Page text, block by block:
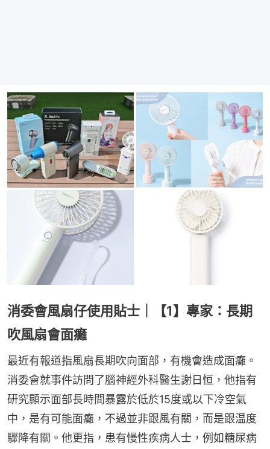
消委會風扇仔使用貼士｜【1】專家：長期
吹風扇會面癱
最近有報道指風扇長期吹向面部，有機會造成面癱。
消委會就事件訪問了腦神經外科醫生謝日恒，他指有
研究顯示面部長時間暴露於低於15度或以下冷空氣
中，是有可能面癱，不過並非跟風有關，而是跟温度
驟降有關。他更指，患有慢性疾病人士，例如糖尿病